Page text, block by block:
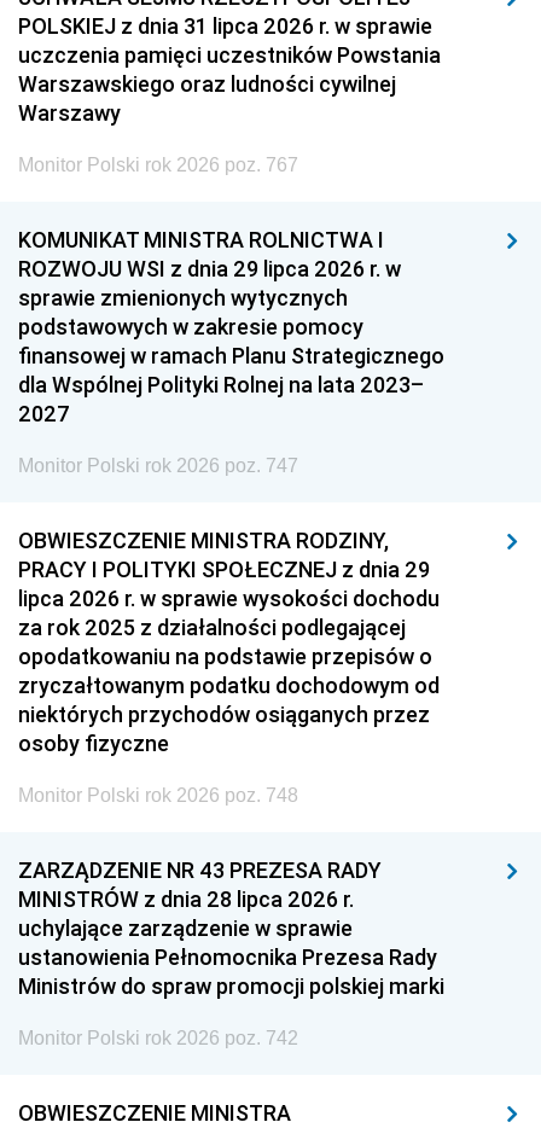
POLSKIEJ z dnia 31 lipca 2026 r. w sprawie
uczczenia pamięci uczestników Powstania
Warszawskiego oraz ludności cywilnej
Warszawy
Monitor Polski rok 2026 poz. 767
KOMUNIKAT MINISTRA ROLNICTWA I
ROZWOJU WSI z dnia 29 lipca 2026 r. w
sprawie zmienionych wytycznych
podstawowych w zakresie pomocy
finansowej w ramach Planu Strategicznego
dla Wspólnej Polityki Rolnej na lata 2023–
2027
Monitor Polski rok 2026 poz. 747
OBWIESZCZENIE MINISTRA RODZINY,
PRACY I POLITYKI SPOŁECZNEJ z dnia 29
lipca 2026 r. w sprawie wysokości dochodu
za rok 2025 z działalności podlegającej
opodatkowaniu na podstawie przepisów o
zryczałtowanym podatku dochodowym od
niektórych przychodów osiąganych przez
osoby fizyczne
Monitor Polski rok 2026 poz. 748
ZARZĄDZENIE NR 43 PREZESA RADY
MINISTRÓW z dnia 28 lipca 2026 r.
uchylające zarządzenie w sprawie
ustanowienia Pełnomocnika Prezesa Rady
Ministrów do spraw promocji polskiej marki
Monitor Polski rok 2026 poz. 742
OBWIESZCZENIE MINISTRA